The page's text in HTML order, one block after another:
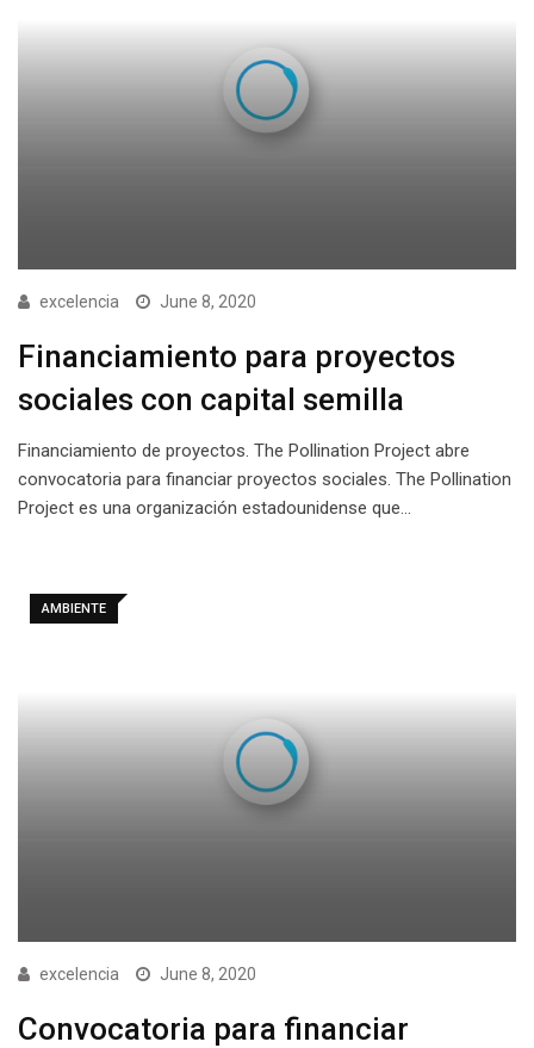
excelencia June 8, 2020
Financiamiento para proyectos
sociales con capital semilla
Financiamiento de proyectos. The Pollination Project abre
convocatoria para financiar proyectos sociales. The Pollination
Project es una organización estadounidense que…
AMBIENTE
excelencia June 8, 2020
Convocatoria para financiar